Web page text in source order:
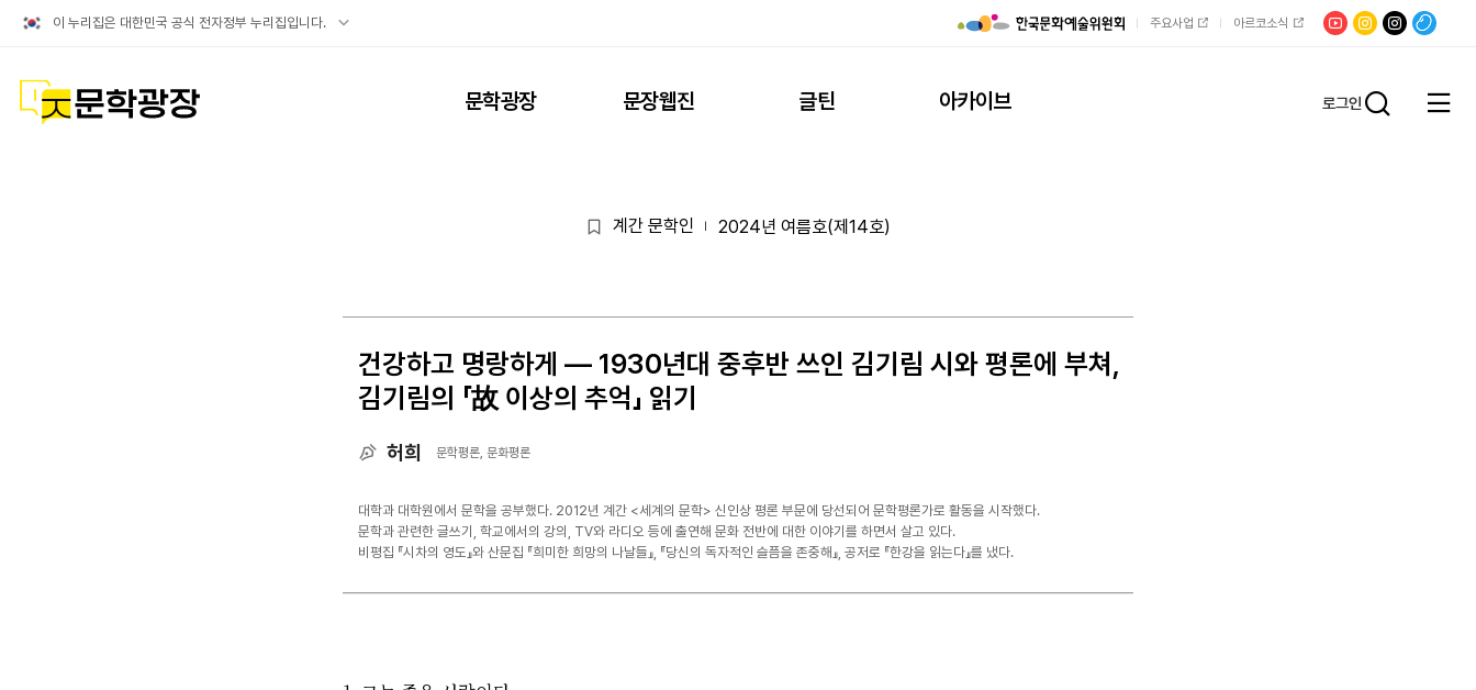
이 누리집은 대한민국 공식 전자정부 누리집입니다.
공식
주요사업 아르코소식 유튜브문학광장채널문장
팟빵
문학광장 문학광장 문장웹진 글틴 아카이브 로그인
전체
계간 문학인 2024년 여름호(제14호)
건강하고 명랑하게 ― 1930년대 중후반 쓰인 김기림 시와 평론에 부쳐,
김기림의 「故 이상의 추억」 읽기
허희 문학평론, 문화평론
대학과 대학원에서 문학을 공부했다. 2012년 계간 <세계의 문학> 신인상 평론 부문에 당선되어 문학평론가로 활동을 시작했다.
문학과 관련한 글쓰기, 학교에서의 강의, TV와 라디오 등에 출연해 문화 전반에 대한 이야기를 하면서 살고 있다.
비평집 『시차의 영도』와 산문집 『희미한 희망의 나날들』, 『당신의 독자적인 슬픔을 존중해』, 공저로 『한강을 읽는다』를 냈다.